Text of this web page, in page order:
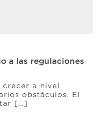
a las regulaciones
crecer a nivel
obstáculos. El
[…]